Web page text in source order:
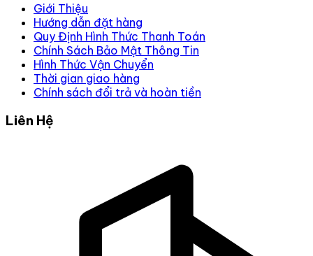
Giới Thiệu
Hướng dẫn đặt hàng
Quy Định Hình Thức Thanh Toán
Chính Sách Bảo Mật Thông Tin
Hình Thức Vận Chuyển
Thời gian giao hàng
Chính sách đổi trả và hoàn tiền
Liên Hệ